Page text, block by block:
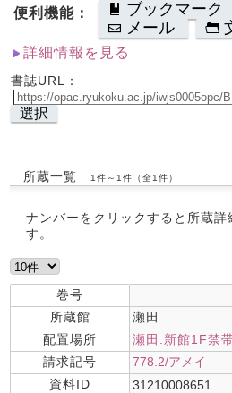
便利機能：
ブックマーク
メール
詳細情報を見る
書誌URL：
選択
所蔵一覧 1件～1件（全1件）
ナンバーをクリックすると所蔵詳
す。
巻号
所蔵館
瀬田
配置場所
瀬田.新館1F禁
請求記号
778.2/アメイ
資料ID
31210008651